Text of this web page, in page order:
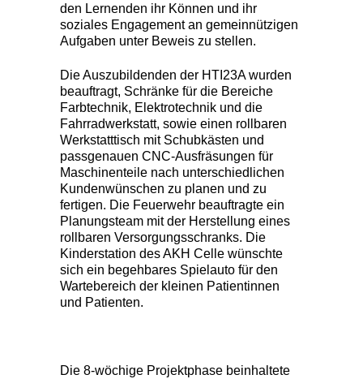
den Lernenden ihr Können und ihr
soziales Engagement an gemeinnützigen
Aufgaben unter Beweis zu stellen.
Die Auszubildenden der HTI23A wurden
beauftragt, Schränke für die Bereiche
Farbtechnik, Elektrotechnik und die
Fahrradwerkstatt, sowie einen rollbaren
Werkstatttisch mit Schubkästen und
passgenauen CNC-Ausfräsungen für
Maschinenteile nach unterschiedlichen
Kundenwünschen zu planen und zu
fertigen. Die Feuerwehr beauftragte ein
Planungsteam mit der Herstellung eines
rollbaren Versorgungsschranks. Die
Kinderstation des AKH Celle wünschte
sich ein begehbares Spielauto für den
Wartebereich der kleinen Patientinnen
und Patienten.
Die 8-wöchige Projektphase beinhaltete